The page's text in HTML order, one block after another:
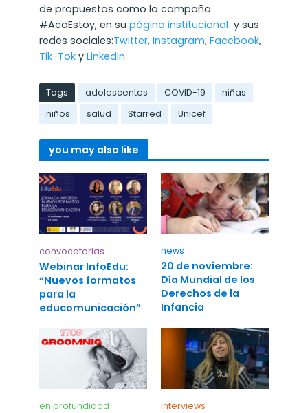
de propuestas como la campaña
#AcaEstoy, en su página institucional y sus
redes sociales:Twitter, Instagram, Facebook,
Tik-Toky LinkedIn.
Tags adolescentes COVID-19
niñas
niños
salud Starred Unicef
you may also like
convocatorias
Webinar InfoEdu:
“Nuevos formatos
para la
educomunicación”
news
20 de noviembre:
Día Mundial de los
Derechos de la
Infancia
en profundidad interviews